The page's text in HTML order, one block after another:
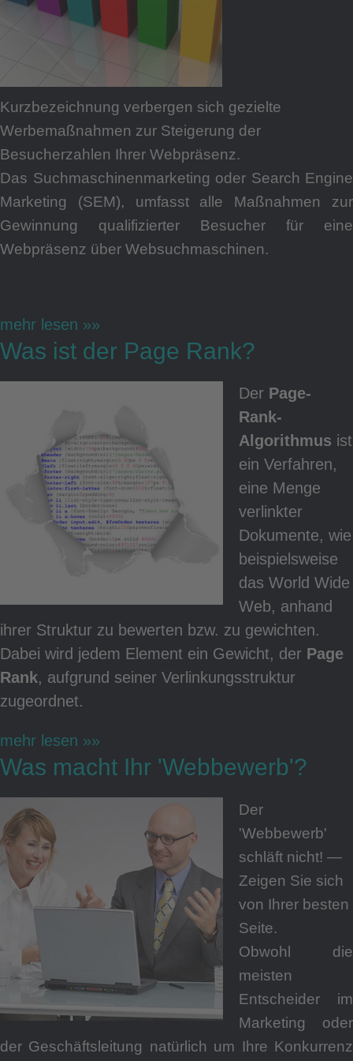
Work
Kurzbezeichnung verbergen sich gezielte
Werbemaßnahmen zur Steigerung der
Besucherzahlen Ihrer Webpräsenz.
Das Suchmaschinenmarketing oder Search Engine
Marketing (SEM), umfasst alle Maßnahmen zur
Gewinnung qualifizierter Besucher für eine
Webpräsenz über Websuchmaschinen.
mehr lesen »»
Was ist der Page Rank?
Der Page-
Rank-
Algorithmus ist
ein Verfahren,
eine Menge
verlinkter
Dokumente, wie
beispielsweise
das World Wide
Web, anhand
ihrer Struktur zu bewerten bzw. zu gewichten.
Dabei wird jedem Element ein Gewicht, der Page
Rank, aufgrund seiner Verlinkungsstruktur
zugeordnet.
mehr lesen »»
Was macht Ihr 'Webbewerb'?
Der
'Webbewerb'
schläft nicht! ―
Zeigen Sie sich
von Ihrer besten
Seite.
Obwohl die
meisten
Entscheider im
Marketing oder
der Geschäftsleitung natürlich um Ihre Konkurrenz